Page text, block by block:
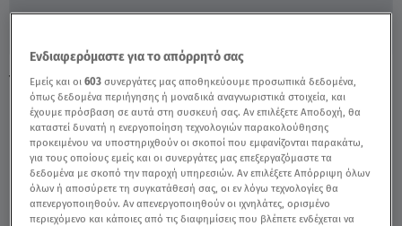
Υδροχόος: 9/12/2020 - Οι Σημερινές
Προβλέψεις - Video
Ενδιαφερόμαστε για το απόρρητό σας
Εμείς και οι603 συνεργάτες μας αποθηκεύουμε προσωπικά δεδομένα,
όπως δεδομένα περιήγησης ή μοναδικά αναγνωριστικά στοιχεία, και
έχουμε πρόσβαση σε αυτά στη συσκευή σας. Αν επιλέξετε Αποδοχή, θα
καταστεί δυνατή η ενεργοποίηση τεχνολογιών παρακολούθησης
προκειμένου να υποστηριχθούν οι σκοποί που εμφανίζονται παρακάτω,
για τους οποίους εμείς και οι συνεργάτες μας επεξεργαζόμαστε τα
δεδομένα με σκοπό την παροχή υπηρεσιών. Αν επιλέξετε Απόρριψη όλων
όλων ή αποσύρετε τη συγκατάθεσή σας, οι εν λόγω τεχνολογίες θα
απενεργοποιηθούν. Αν απενεργοποιηθούν οι ιχνηλάτες, ορισμένο
περιεχόμενο και κάποιες από τις διαφημίσεις που βλέπετε ενδέχεται να